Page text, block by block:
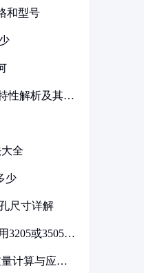
和型号
性解析及其在
全
少
尺寸详解
3205或3505代
计算与应用